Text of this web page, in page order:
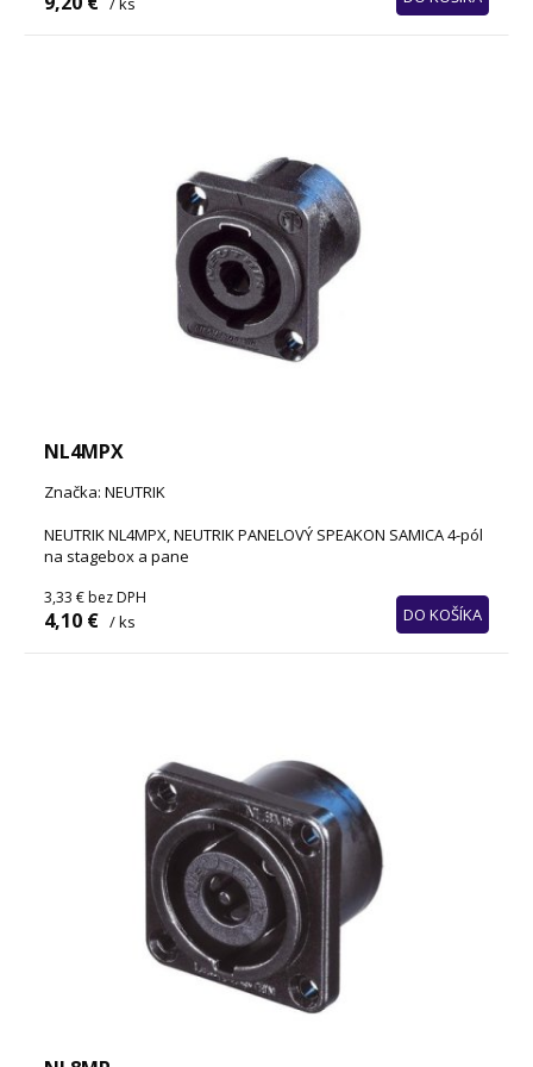
NL4MPX
Značka: NEUTRIK
NEUTRIK NL4MPX, NEUTRIK PANELOVÝ SPEAKON SAMICA 4-pól
na stagebox a pane
3,33 € bez DPH
4,10 € / ks DO KOŠÍKA